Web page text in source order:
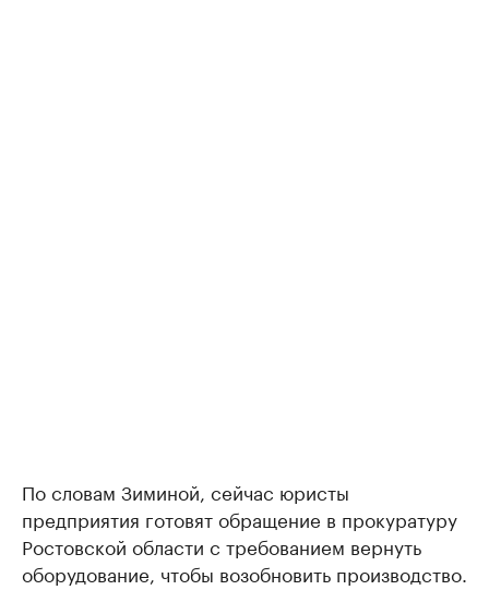
По словам Зиминой, сейчас юристы
предприятия готовят обращение в прокуратуру
Ростовской области с требованием вернуть
оборудование, чтобы возобновить производство.